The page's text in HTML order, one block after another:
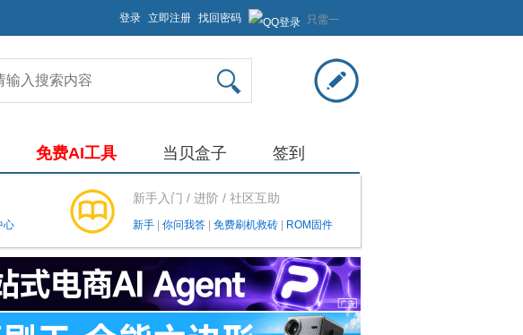
只需一
步，快
速开始
登录 立即注册 找回密码
免费AI工具 当贝盒子 签到
心
新手入门 / 进阶 / 社区互助
新手 你问我答 免费刷机救砖 ROM固件